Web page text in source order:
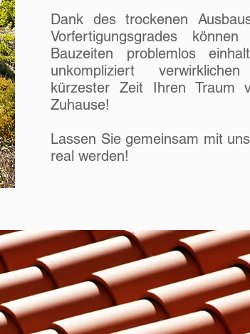
Dank des trockenen
Vorfertigungsgrades
Bauzeiten problemlos
unkompliziert
kürzester Zeit Ihren Traum
Zuhause!
Lassen Sie gemeinsam mit
real werden!